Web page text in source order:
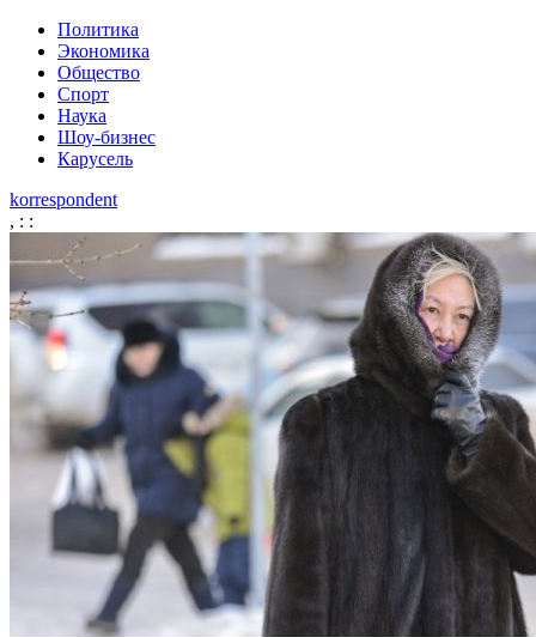
Политика
Экономика
Общество
Спорт
Наука
Шоу-бизнес
Карусель
korrespondent
, : :